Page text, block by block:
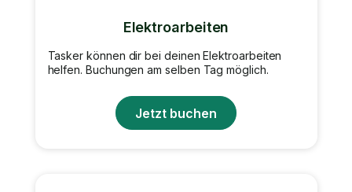
Elektroarbeiten
Tasker können dir bei deinen Elektroarbeiten
helfen. Buchungen am selben Tag möglich.
Jetzt buchen